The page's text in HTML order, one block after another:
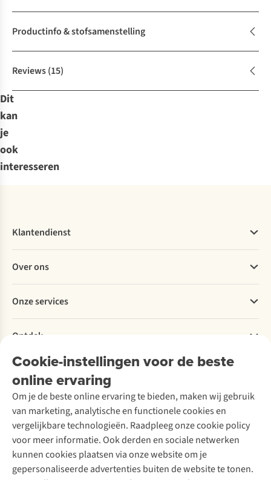
Productinfo & stofsamenstelling
Reviews(15)
Dit
kan
je
ook
interesseren
Cookie-instellingen voor de beste
online ervaring
Om je de beste online ervaring te bieden, maken wij gebruik
van marketing, analytische en functionele cookies en
vergelijkbare technologieën. Raadpleeg onze cookie policy
voor meer informatie. Ook derden en sociale netwerken
kunnen cookies plaatsen via onze website om je
gepersonaliseerde advertenties buiten de website te tonen.
Klantendienst
Bestellen
Betalen
Levering
Retourneren
Bestelling herroepen
Garantie
Contact
Over ons
Explore More
Verantwoord ondernemen
Over Ayacucho
Onze winkels
Over A.S.Adventure
Toegankelijkheidsverklaring
Onze services
Ski-onderhoud
Wasservice
Schoenonderhoud
Schoenherstelling
Kledingherstelling
Retouches
Voor bedrijven
Ontdek
A.S.Magazine
Podcast
Explore Academy
Explore Camp
Gear Check
Inspiratie & advies
Meld je aan voor de nieuwsbrief
Follow us